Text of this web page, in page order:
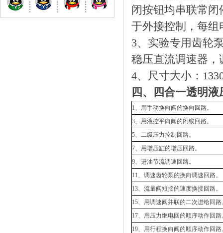
闭按钮均串联常
于外接控制，每组
3、实验专用齿轮
稳压直流调速器，
4、尺寸大小：
四、四合一透明
1、用手动换向阀的换向回路。
3、用液控平向阀的闭锁回路。
5、二级压力控制回路。
7、用增压缸的增压回路。
9、进油节流调速回路。
11、调速齿轮泵的换向调速回路。
13、流量阀短接的速度换接回路。
15、用调速阀并联的二次进给同路
17、用压力继电回的顺序动作回路
19、用行程换向阀的顺序动作回路